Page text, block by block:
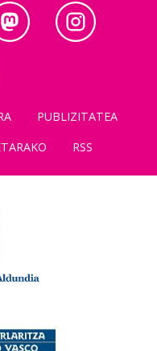
PUBLIZITATEA
RSS